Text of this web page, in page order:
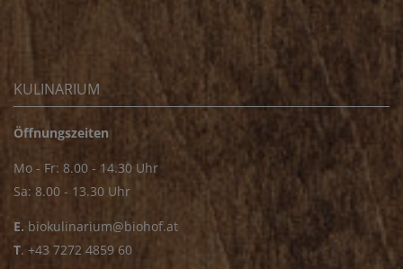
KULINARIUM
Öffnungszeiten
Mo - Fr: 8.00 - 14.30 Uhr
Sa: 8.00 - 13.30 Uhr
E. biokulinarium@biohof.at
T. +43 7272 4859 60